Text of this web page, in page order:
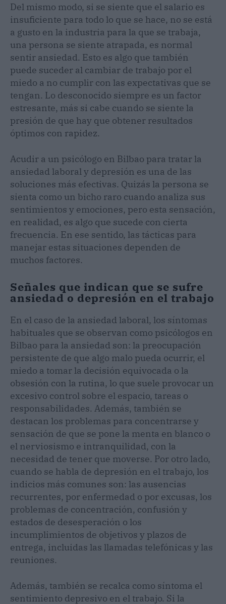
Del mismo modo, si se siente que el salario es
insuficiente para todo lo que se hace, no se está
a gusto en la industria para la que se trabaja,
una persona se siente atrapada, es normal
sentir ansiedad. Esto es algo que también
puede suceder al cambiar de trabajo por el
miedo a no cumplir con las expectativas que se
tengan. Lo desconocido siempre es un factor
estresante, más si cabe cuando se siente la
presión de que hay que obtener resultados
óptimos con rapidez.
Acudir a un psicólogo en Bilbao para tratar la
ansiedad laboral y depresión es una de las
soluciones más efectivas. Quizás la persona se
sienta como un bicho raro cuando analiza sus
sentimientos y emociones, pero esta sensación,
en realidad, es algo que sucede con cierta
frecuencia. En ese sentido, las tácticas para
manejar estas situaciones dependen de
muchos factores.
Señales que indican que se sufre
ansiedad o depresión en el trabajo
En el caso de la ansiedad laboral, los síntomas
habituales que se observan como psicólogos en
Bilbao para la ansiedad son: la preocupación
persistente de que algo malo pueda ocurrir, el
miedo a tomar la decisión equivocada o la
obsesión con la rutina, lo que suele provocar un
excesivo control sobre el espacio, tareas o
responsabilidades. Además, también se
destacan los problemas para concentrarse y
sensación de que se pone la menta en blanco o
el nerviosismo e intranquilidad, con la
necesidad de tener que moverse. Por otro lado,
cuando se habla de depresión en el trabajo, los
indicios más comunes son: las ausencias
recurrentes, por enfermedad o por excusas, los
problemas de concentración, confusión y
estados de desesperación o los
incumplimientos de objetivos y plazos de
entrega, incluidas las llamadas telefónicas y las
reuniones.
Además, también se recalca como síntoma el
sentimiento depresivo en el trabajo. Si la